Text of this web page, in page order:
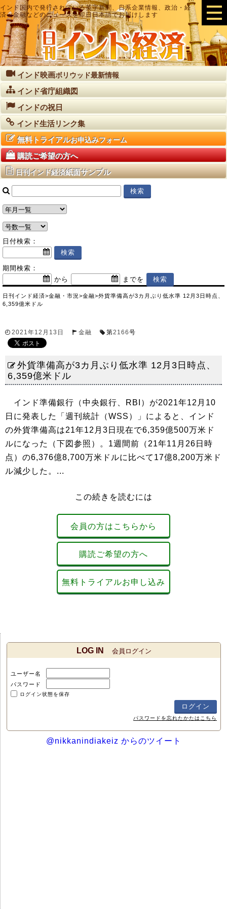
インド国内で発行されている英字新聞、日系企業情報、政治・経
済・金融などのニュースを即日日本語でお届けします
インド映画ボリウッド最新情報
インド省庁組織図
インドの祝日
インド生活リンク集
無料トライアルお申込みフォーム
購読ご希望の方へ
日刊インド経済紙面サンプル
日付検索：
期間検索：
から
までを
日刊インド経済>金融・市況 >金融>外貨準備高が3カ月ぶり低水準 12月3日時点、
6,359億米ドル
2021年12月13日 金融 第2166号
外貨準備高が3カ月ぶり低水準 12月3日時点、
6,359億米ドル
インド準備銀行（中央銀行、RBI）が2021年12月10
日に発表した「週刊統計（WSS）」によると、インド
の外貨準備高は21年12月3日現在で6,359億500万米ド
ルになった（下図参照）。1週間前（21年11月26日時
点）の6,376億8,700万米ドルに比べて17億8,200万米ド
ル減少した。...
この続きを読むには
会員の方はこちらから
購読ご希望の方へ
無料トライアルお申し込み
LOG IN 会員ログイン
ユーザー名
パスワード
ログイン状態を保存
パスワードを忘れたかたはこちら
@nikkanindiakeiz からのツイート